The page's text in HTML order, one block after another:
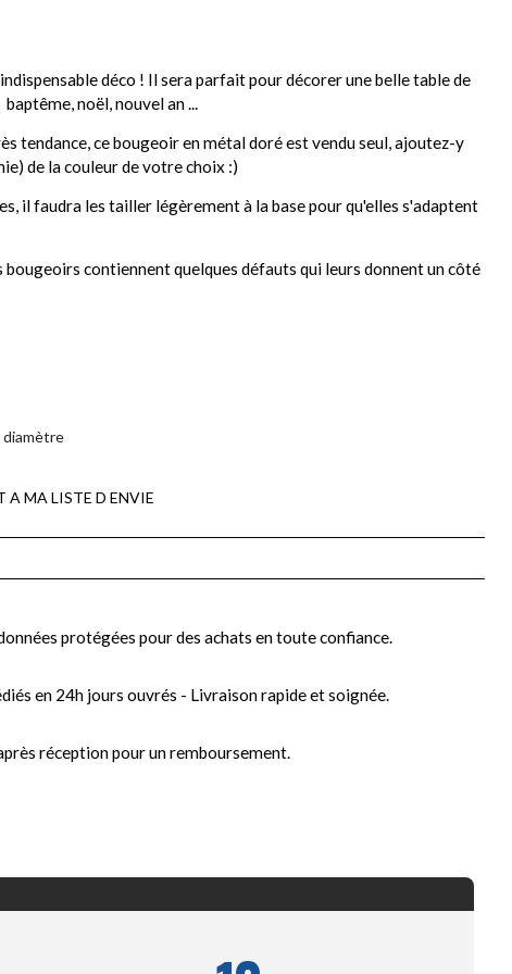
déco ! Il sera parfait pour décorer une belle table de
noël, nouvel an ...
tendance, ce bougeoir en métal doré est vendu seul, ajoutez-y
de la couleur de votre choix :)
il faudra les tailler légèrement à la base pour qu'elles s'adaptent
contiennent quelques défauts qui leurs donnent un côté
diamètre
A MA LISTE D ENVIE
protégées pour des achats en toute confiance.
en 24h jours ouvrés - Livraison rapide et soignée.
réception pour un remboursement.